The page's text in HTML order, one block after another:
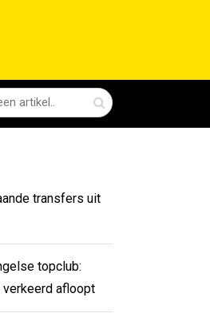
transfers uit
topclub:
afloopt